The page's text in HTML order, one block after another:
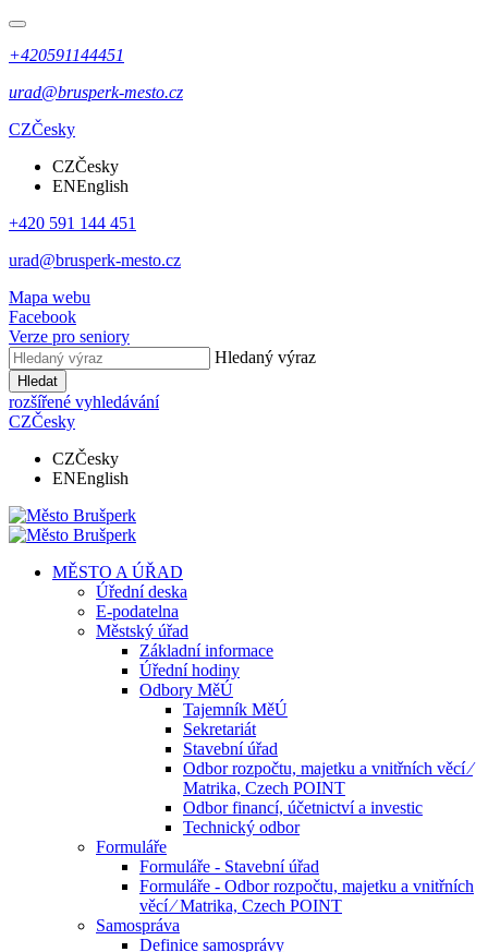
+420591144451
urad@brusperk-mesto.cz
CZČesky
CZČesky
ENEnglish
+420 591 144 451
urad@brusperk-mesto.cz
Mapa webu
Facebook
Verze pro seniory
Hledaný výraz
Hledat
rozšířené vyhledávání
CZČesky
CZČesky
ENEnglish
MĚSTO A ÚŘAD
Úřední deska
E-podatelna
Městský úřad
Základní informace
Úřední hodiny
Odbory MěÚ
Tajemník MěÚ
Sekretariát
Stavební úřad
Odbor rozpočtu, majetku a vnitřních věcí ⁄
Matrika, Czech POINT
Odbor financí, účetnictví a investic
Technický odbor
Formuláře
Formuláře - Stavební úřad
Formuláře - Odbor rozpočtu, majetku a vnitřních
věcí ⁄ Matrika, Czech POINT
Samospráva
Definice samosprávy